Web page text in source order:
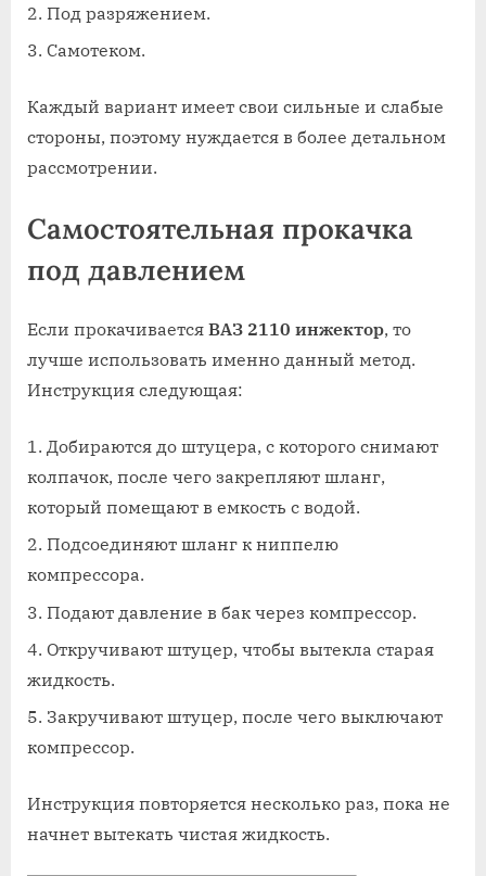
Под разряжением.
Самотеком.
Каждый вариант имеет свои сильные и слабые
стороны, поэтому нуждается в более детальном
рассмотрении.
Самостоятельная прокачка
под давлением
Если прокачивается ВАЗ 2110 инжектор, то
лучше использовать именно данный метод.
Инструкция следующая:
Добираются до штуцера, с которого снимают
колпачок, после чего закрепляют шланг,
который помещают в емкость с водой.
Подсоединяют шланг к ниппелю
компрессора.
Подают давление в бак через компрессор.
Откручивают штуцер, чтобы вытекла старая
жидкость.
Закручивают штуцер, после чего выключают
компрессор.
Инструкция повторяется несколько раз, пока не
начнет вытекать чистая жидкость.